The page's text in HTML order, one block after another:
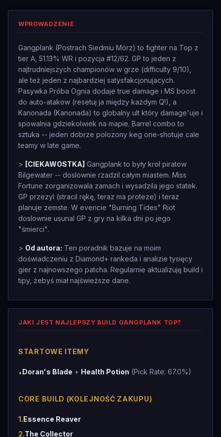
WPROWADZENIE
Gangplank (Postrach Siedmiu Mórz) to fighter na Top z
tier A, 51.13% WR i pozycja #12/62. GP to jeden z
najtrudniejszych championów w grze (difficulty 9/10),
ale też jeden z najbardziej satysfakcjonujacych.
Pasywka Próba Ognia dodaje true damage i MS boost
do auto-atakow (resetuj ja między każdym Q!), a
Kanonada (Kanonada) to globalny ult który damage'uje i
spowalnia gdziekolwiek na mapie. Barrel combo to
sztuka -- jeden dobrze polozony keg one-shotuje cale
teamy w late game.
> [CIEKAWOSTKA] Gangplank to były krol piratow
Bilgewater -- doslownie rzadzil całym miastem. Miss
Fortune zorganizowala zamach i wysadzila jego statek.
GP przezyl (stracil rękę, teraz ma proteze) i teraz
planuje zemste. W evencie "Burning Tides" Riot
doslownie usunal GP z gry na kilka dni po jego
"śmierci".
> Od autora: Ten poradnik bazuje na moim
doświadczeniu z Diamond+ rankeda i analizie tysięcy
gier z najnowszego patcha. Regularnie aktualizuję build i
tipy, żebyś miał najświeższe dane.
JAKI JEST NAJLEPSZY BUILD GANGPLANK TOP?
STARTOWE ITEMY
•Doran's Blade + Health Potion (Pick Rate: 67.0%)
CORE BUILD (KOLEJNOŚĆ ZAKUPU)
1.Essence Reaver
2.The Collector